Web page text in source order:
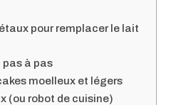
pour remplacer le lait
pas à pas
moelleux et légers
(ou robot de cuisine)